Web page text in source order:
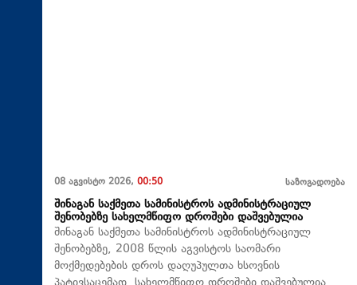
08 აგვისტო 2026, 00:50 საზოგადოება
შინაგან საქმეთა სამინისტროს ადმინისტრაციულ
შენობებზე სახელმწიფო დროშები დაშვებულია
შინაგან საქმეთა სამინისტროს ადმინისტრაციულ
შენობებზე, 2008 წლის აგვისტოს საომარი
მოქმედებების დროს დაღუპულთა ხსოვნის